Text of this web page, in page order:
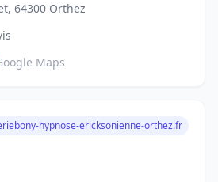
64300 Orthez
Maps
hypnose-ericksonienne-orthez.fr